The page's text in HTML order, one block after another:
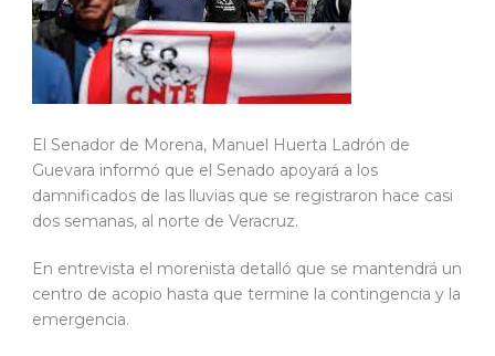
El Senador de Morena, Manuel Huerta Ladrón de
Guevara informó que el Senado apoyará a los
damnificados de las lluvias que se registraron hace casi
dos semanas, al norte de Veracruz.
En entrevista el morenista detalló que se mantendrá un
centro de acopio hasta que termine la contingencia y la
emergencia.